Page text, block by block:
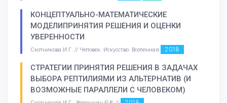
КОНЦЕПТУАЛЬНО-МАТЕМАТИЧЕСКИЕ
МОДЕЛИПРИНЯТИЯ РЕШЕНИЯ И ОЦЕНКИ
УВЕРЕННОСТИ
Скотникова И.Г. // Человек. Искусство. Вселенная 2018
СТРАТЕГИИ ПРИНЯТИЯ РЕШЕНИЯ В ЗАДАЧАХ
ВЫБОРА РЕПТИЛИЯМИ ИЗ АЛЬТЕРНАТИВ (И
ВОЗМОЖНЫЕ ПАРАЛЛЕЛИ С ЧЕЛОВЕКОМ)